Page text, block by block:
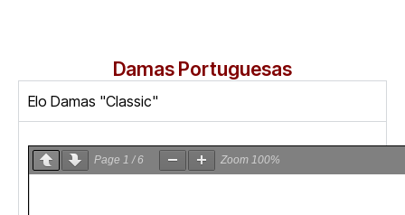
Damas Portuguesas
Elo Damas "Classic"
Page 1 /6 Zoom 100%